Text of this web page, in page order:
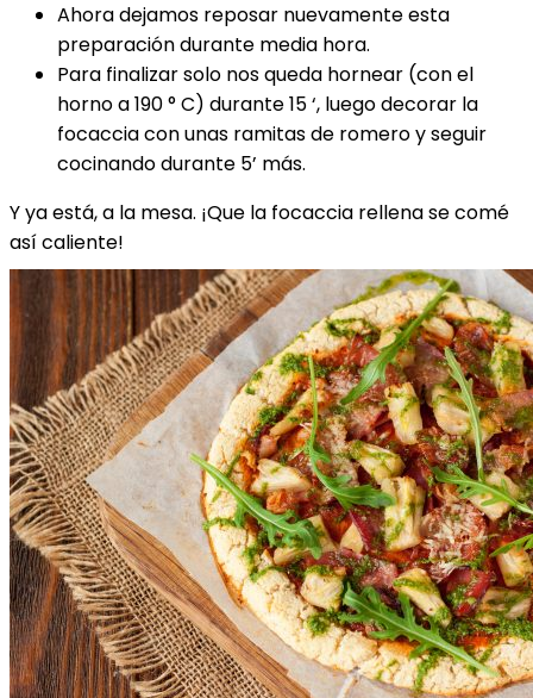
Ahora dejamos reposar nuevamente esta
preparación durante media hora.
Para finalizar solo nos queda hornear (con el
horno a 190 ° C) durante 15 ‘, luego decorar la
focaccia con unas ramitas de romero y seguir
cocinando durante 5’ más.
Y ya está, a la mesa. ¡Que la focaccia rellena se comé
así caliente!